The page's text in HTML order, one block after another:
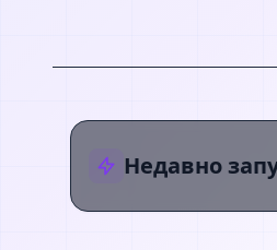
Недавно